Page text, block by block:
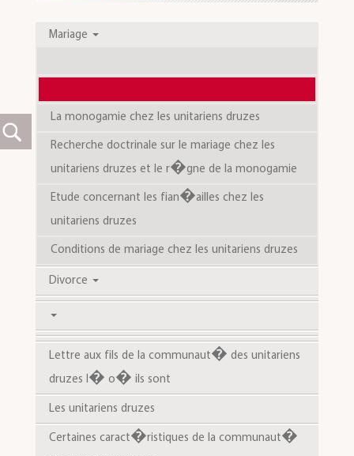
Mariage
La monogamie chez les unitariens druzes
Recherche doctrinale sur le mariage chez les unitariens druzes et le r�gne de la monogamie
Etude concernant les fian�ailles chez les
unitariens druzes
Conditions de mariage chez les unitariens druzes
Divorce
Lettre aux fils de la communaut� des unitariens druzes l� o� ils sont
Les unitariens druzes
Certaines caract�ristiques de la communaut� des unitariens druzes